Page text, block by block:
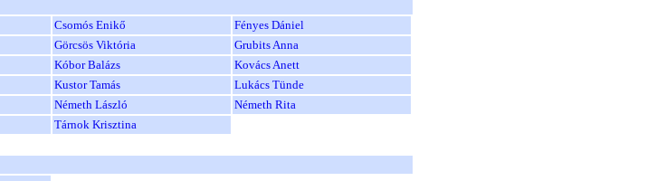
Csomós Enikő
Fényes Dániel
Görcsös Viktória
Grubits Anna
Kóbor Balázs
Kovács Anett
Kustor Tamás
Lukács Tünde
Németh László
Németh Rita
Tárnok Krisztina